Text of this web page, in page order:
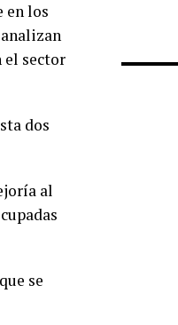
en los
el sector
dos
al
se